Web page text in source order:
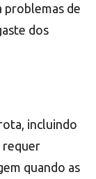
problemas de
dos
incluindo
requer
quando as